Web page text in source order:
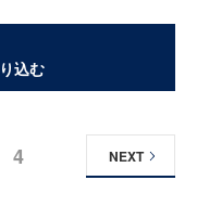
込む
4 NEXT